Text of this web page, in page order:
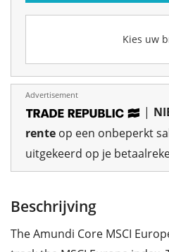
Kies uw
Advertisement
|
rente op een onbeperkt
uitgekeerd op je
Beschrijving
The Amundi Core MSCI